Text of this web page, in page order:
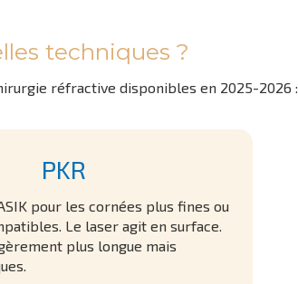
techniques ?
réfractive disponibles en 2025-2026 :
PKR
pour les cornées plus fines ou
Le laser agit en surface.
plus longue mais